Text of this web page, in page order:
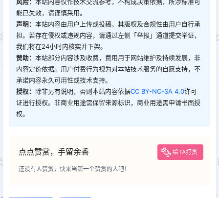
能已失效，请谨慎采用。
声明： 本站内容由用户上传或投稿，其版权及合规性由用户自行承
担。若存在侵权或违规内容，请通过左侧「举报」通道提交举证，
我们将在24小时内核实并下架。
赞助： 本站部分内容涉及收费，费用用于网站维护及持续发展，非
内容定价依据。用户付费行为视为对本站技术服务的自愿支持，不
承诺内容永久可用性或技术支持。
授权： 除非另有说明，否则本站内容依据CC BY-NC-SA 4.0许可
证进行授权。非商业用途需保留来源标识，商业用途需申请书面授
权。
点点赞赏，手留余香 给TA打赏
还没有人赞赏，快来当第一个赞赏的人吧！